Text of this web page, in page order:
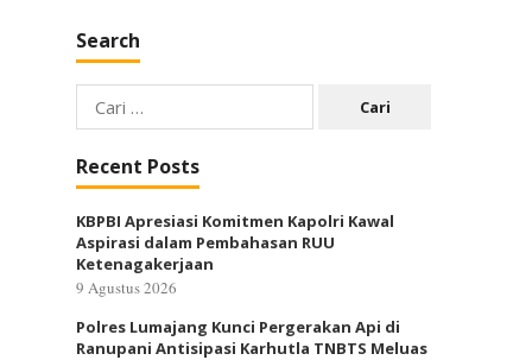
Search
Cari
untuk:
Recent Posts
KBPBI Apresiasi Komitmen Kapolri Kawal
Aspirasi dalam Pembahasan RUU
Ketenagakerjaan
9 Agustus 2026
Polres Lumajang Kunci Pergerakan Api di
Ranupani Antisipasi Karhutla TNBTS Meluas